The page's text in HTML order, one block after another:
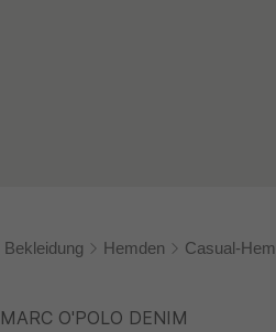
Bekleidung Hemden Casual-
MARC O'POLO DENIM